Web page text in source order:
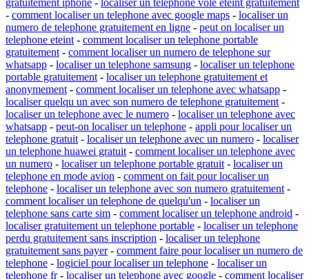
- comment localiser un telephone avec google maps - localiser un
numero de telephone gratuitement en ligne - peut on localiser un
telephone eteint - comment localiser un telephone portable
gratuitement - comment localiser un numero de telephone sur
whatsapp - localiser un telephone samsung - localiser un telephone
portable gratuitement - localiser un telephone gratuitement et
anonymement - comment localiser un telephone avec whatsapp -
localiser quelqu un avec son numero de telephone gratuitement -
localiser un telephone avec le numero - localiser un telephone avec
whatsapp - peut-on localiser un telephone - appli pour localiser un
telephone gratuit - localiser un telephone avec un numero - localiser
un telephone huawei gratuit - comment localiser un telephone avec
un numero - localiser un telephone portable gratuit - localiser un
telephone en mode avion - comment on fait pour localiser un
telephone - localiser un telephone avec son numero gratuitement -
comment localiser un telephone de quelqu'un - localiser un
telephone sans carte sim - comment localiser un telephone android -
localiser gratuitement un telephone portable - localiser un telephone
perdu gratuitement sans inscription - localiser un telephone
gratuitement sans payer- comment faire pour localiser un numero de
telephone - logiciel pour localiser un telephone - localiser un
telephone fr- localiser un telephone avec google - comment localiser